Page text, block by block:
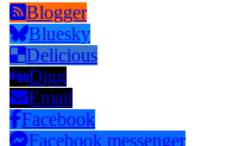
Blogger
Bluesky
Delicious
Digg
Email
Facebook
Facebook messenger